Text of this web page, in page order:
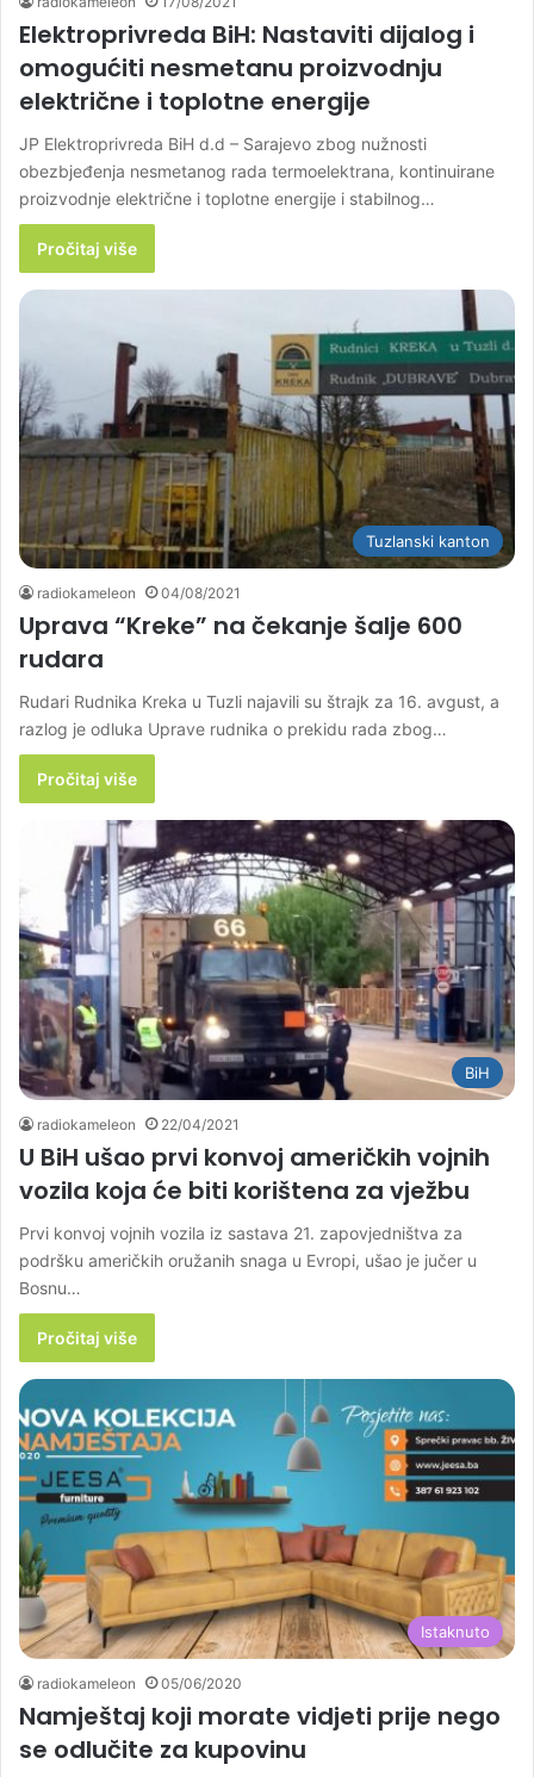
Elektroprivreda BiH: Nastaviti dijalog i
omogućiti nesmetanu proizvodnju
električne i toplotne energije
JP Elektroprivreda BiH d.d – Sarajevo zbog nužnosti
obezbjeđenja nesmetanog rada termoelektrana, kontinuirane
proizvodnje električne i toplotne energije i stabilnog…
Pročitaj više
Tuzlanski kanton
radiokameleon 04/08/2021
Uprava “Kreke” na čekanje šalje 600
rudara
Rudari Rudnika Kreka u Tuzli najavili su štrajk za 16. avgust, a
razlog je odluka Uprave rudnika o prekidu rada zbog…
Pročitaj više
BiH
radiokameleon 22/04/2021
U BiH ušao prvi konvoj američkih vojnih
vozila koja će biti korištena za vježbu
Prvi konvoj vojnih vozila iz sastava 21. zapovjedništva za
podršku američkih oružanih snaga u Evropi, ušao je jučer u
Bosnu…
Pročitaj više
Istaknuto
radiokameleon 05/06/2020
Namještaj koji morate vidjeti prije nego
se odlučite za kupovinu